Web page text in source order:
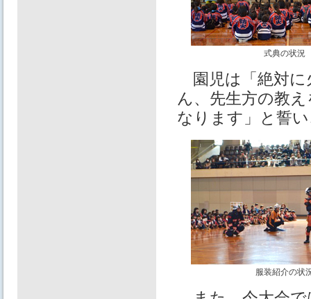
式典の状況
園児は「絶対に
ん、先生方の教
なります」と誓
服装紹介の状